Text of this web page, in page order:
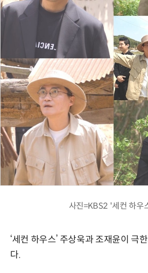
사진=KBS2 '세컨 하우
‘세컨 하우스’ 주상욱과 조재윤이 극
다.